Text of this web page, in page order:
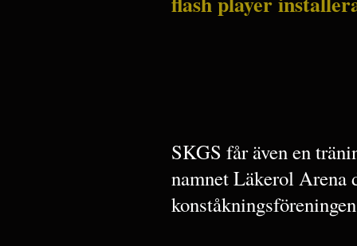
SKGS får även en
namnet Läkerol Arena